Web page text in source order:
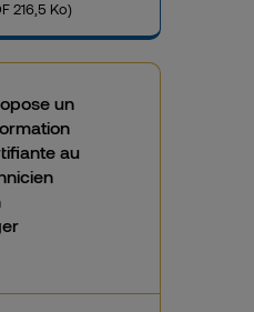
216,5 Ko)
un
au